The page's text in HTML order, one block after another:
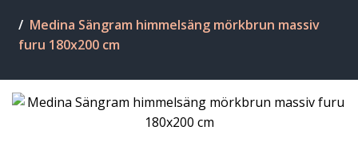
Medina Sängram himmelsäng mörkbrun massiv
furu 180x200 cm